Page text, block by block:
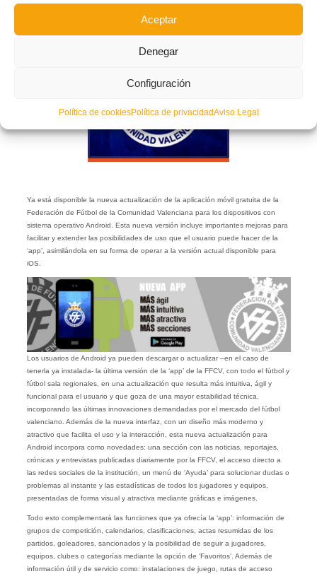
Aceptar
Denegar
Configuración
Política de cookiesPolítica de privacidadAviso Legal
Ya está disponible la nueva actualización de la aplicación móvil gratuita de la
Federación de Fútbol de la Comunidad Valenciana para los dispositivos con
sistema operativo Android. Esta nueva versión incluye importantes mejoras para
facilitar y extender las posibilidades de uso que el usuario puede hacer de la
‘app’, asimilándola en su forma de operar a la versión actual disponible para
iOS.
Los usuarios de Android ya pueden descargar o actualizar –en el caso de
tenerla ya instalada- la última versión de la ‘app’ de la FFCV, con todo el fútbol y
fútbol sala regionales, en una actualización que resulta más intuitiva, ágil y
funcional para el usuario y que goza de una mayor estabilidad técnica,
incorporando las últimas innovaciones demandadas por el mercado del fútbol
valenciano. Además de la nueva interfaz, con un diseño más moderno y
atractivo que facilita el uso y la interacción, esta nueva actualización para
Android incorpora como novedades: una sección con las noticias, reportajes,
crónicas y entrevistas publicadas diariamente por la FFCV, el acceso directo a
las redes sociales de la institución, un menú de ‘Ayuda’ para solucionar dudas o
problemas al instante y las estadísticas de todos los jugadores y equipos,
presentadas de forma visual y atractiva mediante gráficas e imágenes.
Todo esto complementará las funciones que ya ofrecía la ‘app’: información de
grupos de competición, calendarios, clasificaciones, actas resumidas de los
partidos, goleadores, sancionados y la posibilidad de seguir a jugadores,
equipos, clubes o categorías mediante la opción de ‘Favoritos’. Además de
información útil y de servicio como: instalaciones de juego, rutas de acceso